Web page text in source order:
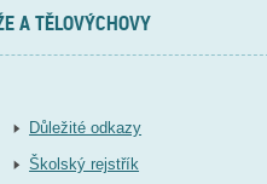
A TĚLOVÝCHOVY
Důležité odkazy
Školský rejstřík